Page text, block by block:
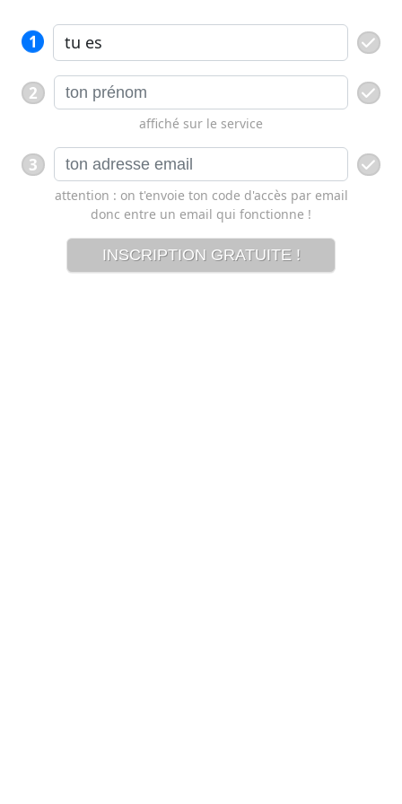
1
2
affiché sur le service
3
attention : on t'envoie ton code d'accès par email
donc entre un email qui fonctionne !
INSCRIPTION GRATUITE !